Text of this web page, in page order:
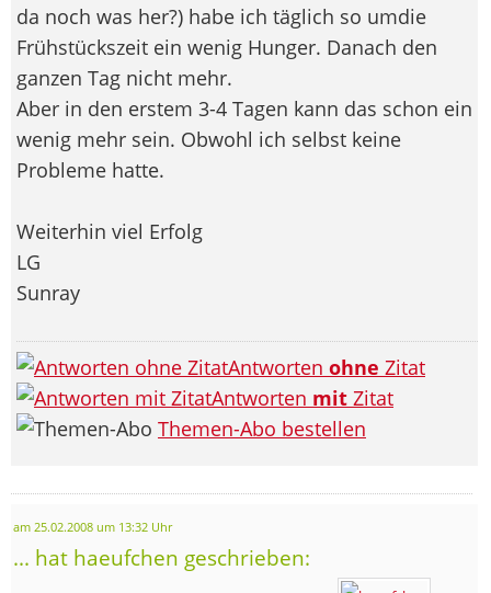
da noch was her?) habe ich täglich so umdie
Frühstückszeit ein wenig Hunger. Danach den
ganzen Tag nicht mehr.
Aber in den erstem 3-4 Tagen kann das schon ein
wenig mehr sein. Obwohl ich selbst keine
Probleme hatte.
Weiterhin viel Erfolg
LG
Sunray
Antworten ohne Zitat
Antworten mit Zitat
Themen-Abo bestellen
am 25.02.2008 um 13:32 Uhr
... hat haeufchen geschrieben: